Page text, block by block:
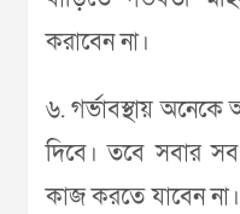
করাবেন না।
৬. গর্ভাবস্থায়
দিবে। তবে সবার
কাজ করতে যাবেন